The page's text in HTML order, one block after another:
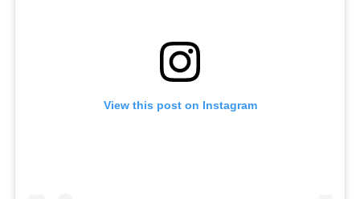
View this post on Instagram